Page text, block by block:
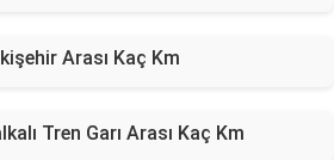
Arası Kaç Km
Tren Garı Arası Kaç Km